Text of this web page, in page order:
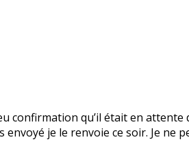
confirmation qu’il était en
envoyé je le renvoie ce soir. Je ne